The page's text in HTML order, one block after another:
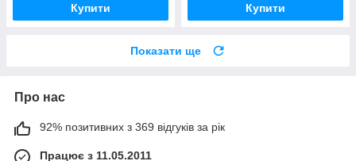
Купити Купити
Показати ще
Про нас
92% позитивних з 369 відгуків за рік
Працює з 11.05.2011